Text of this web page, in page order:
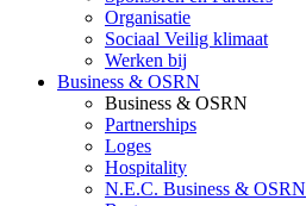
Organisatie
Sociaal Veilig klimaat
Werken bij
Business & OSRN
Business & OSRN
Partnerships
Loges
Hospitality
N.E.C. Business & OSRN